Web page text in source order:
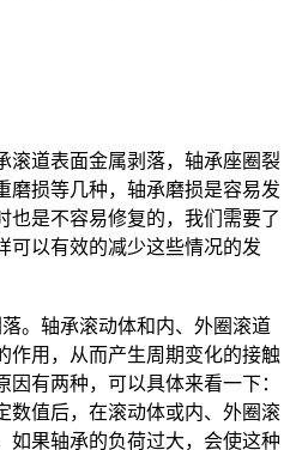
道表面金属剥落，轴承座圈裂
磨损等几种，轴承磨损是容易发
也是不容易修复的，我们需要了
可以有效的减少这些情况的发
轴承滚动体和内、外圈滚道
作用，从而产生周期变化的接触
有两种，可以具体来看一下：
数值后，在滚动体或内、外圈滚
如果轴承的负荷过大，会使这种